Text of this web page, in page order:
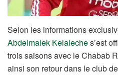
Selon les informations
Abdelmalek Kelaleches’est
trois saisons avec le Chabab
ainsi son retour dans le club